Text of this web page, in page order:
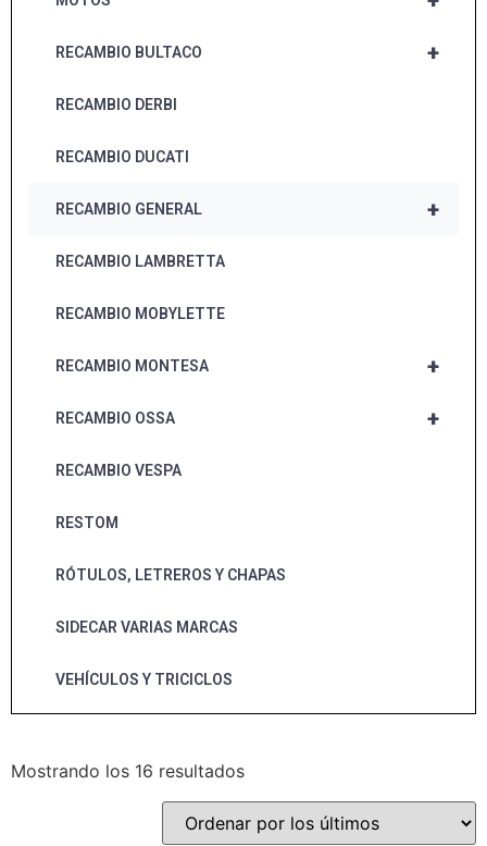
+
RECAMBIO BULTACO
RECAMBIO DERBI
RECAMBIO DUCATI
+
RECAMBIO GENERAL
RECAMBIO LAMBRETTA
RECAMBIO MOBYLETTE
+
RECAMBIO MONTESA
+
RECAMBIO OSSA
RECAMBIO VESPA
RESTOM
RÓTULOS, LETREROS Y CHAPAS
SIDECAR VARIAS MARCAS
VEHÍCULOS Y TRICICLOS
Mostrando los 16 resultados